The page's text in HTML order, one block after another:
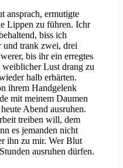
ansprach, ermutigte
Lippen zu führen. Ichr
biss ich
trank zwei, drei
bis ihr ein erregtes
Lust drang zu
halb erhärten.
ihrem Handgelenk
mit meinem Daumen
Abend ausruhen.
treiben will, dem
es jemanden nicht
ihn zu mir. Wer Blut
ausruhen dürfen.